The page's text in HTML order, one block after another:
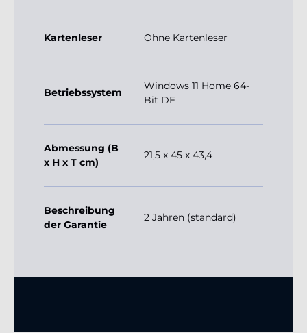
Kartenleser Ohne Kartenleser
Betriebssystem
Windows 11 Home 64-
Bit DE
Abmessung (B
x H x T cm)
21,5 x 45 x 43,4
Beschreibung
der Garantie
2 Jahren (standard)